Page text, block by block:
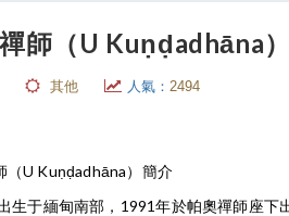
師（U Kuṇḍadhāna
其他 人氣： 2494
（U Kuṇḍadhāna）簡介
生于緬甸南部，1991年於帕奧禪師座